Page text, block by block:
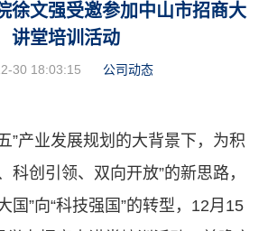
徐文强受邀参加中山市招商大
讲堂培训活动
30 18:03:15 公司动态
”产业发展规划的大背景下，为积
科创引领、双向开放”的新思路，
国”向“科技强国”的转型，12月15